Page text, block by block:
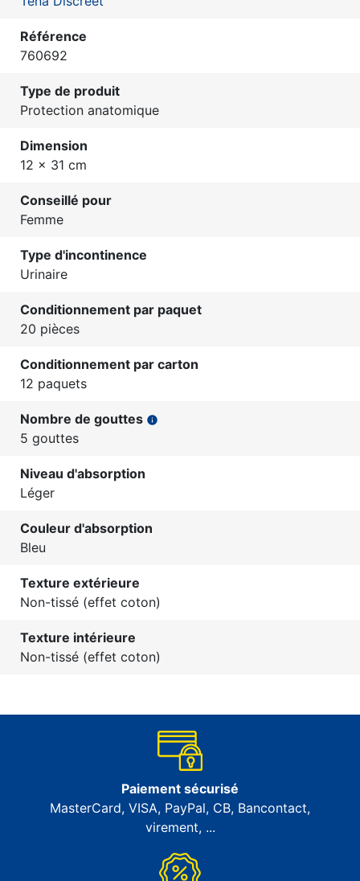
Référence
760692
Type de produit
Protection anatomique
Dimension
12 x 31 cm
Conseillé pour
Femme
Type d'incontinence
Urinaire
Conditionnement par paquet
20 pièces
Conditionnement par carton
12 paquets
Nombre de gouttes info
5 gouttes
Niveau d'absorption
Léger
Couleur d'absorption
Bleu
Texture extérieure
Non-tissé (effet coton)
Texture intérieure
Non-tissé (effet coton)
Paiement sécurisé
MasterCard, VISA, PayPal, CB, Bancontact,
virement, ...